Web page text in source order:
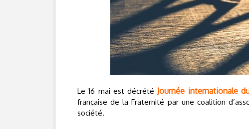
Le 16 mai est décrété Journée internationale
française de la Fraternité par une coalition
société.